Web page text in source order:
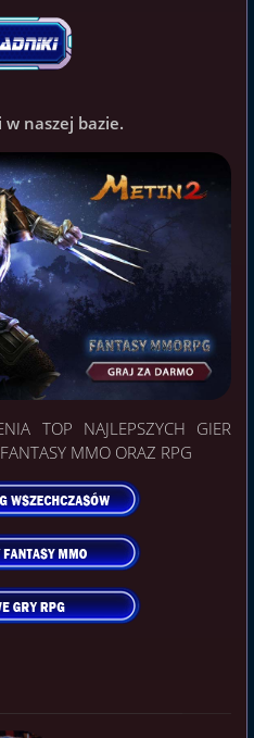
naszej bazie.
TOP NAJLEPSZYCH GIER
MMO ORAZ RPG